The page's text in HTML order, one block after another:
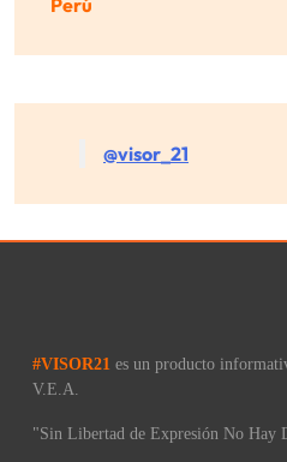
Perú
@visor_21
#VISOR21 es un producto
V.E.A.
"Sin Libertad de Expresión No Hay